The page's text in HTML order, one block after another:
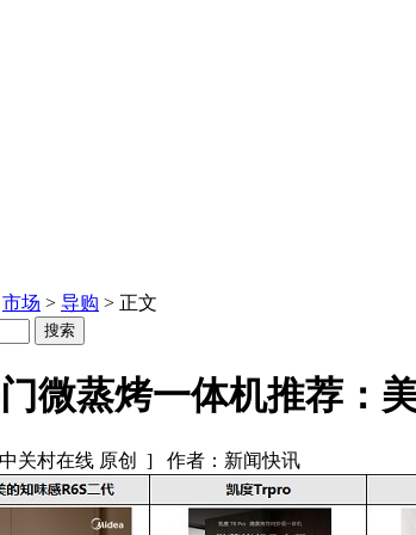
市场 > 导购 > 正文
微蒸烤一体机推荐：
关村在线 原创 ] 作者：新闻快讯